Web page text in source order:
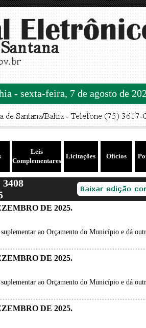
- sexta-feira, 7 de agosto de
Leis
Complementares
Licitações Ofícios
DE 2025.
ao Orçamento do Município e dá
DE 2025.
ao Orçamento do Município e dá
DE 2025.